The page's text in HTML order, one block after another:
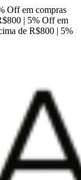
Off em compras
| 5% Off em
de R$800 | 5%